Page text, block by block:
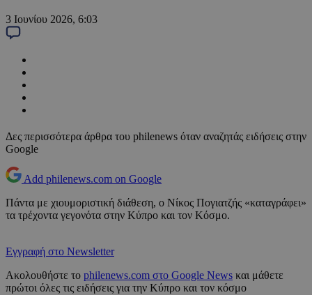
3 Ιουνίου 2026, 6:03
Δες περισσότερα άρθρα του philenews όταν αναζητάς ειδήσεις στην
Google
Add philenews.com on Google
Πάντα με χιουμοριστική διάθεση, ο Νίκος Πογιατζής «καταγράφει»
τα τρέχοντα γεγονότα στην Κύπρο και τον Κόσμο.
Εγγραφή στο Newsletter
Ακολουθήστε το philenews.com στο Google News και μάθετε
πρώτοι όλες τις ειδήσεις για την Κύπρο και τον κόσμο